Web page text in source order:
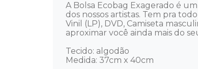
A Bolsa Ecobag Exagerado é
dos nossos artistas. Tem pra
Vinil (LP), DVD, Camiseta
aproximar você ainda mais do
Tecido: algodão
Medida: 37cm x 40cm